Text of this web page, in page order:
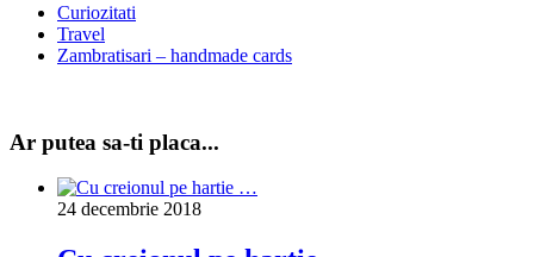
Curiozitati
Travel
Zambratisari – handmade cards
Ar putea sa-ti placa...
24 decembrie 2018